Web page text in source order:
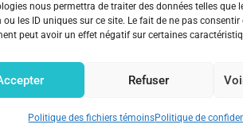
nous permettra de traiter des données telles que
les ID uniques sur ce site. Le fait de ne pas consentir
peut avoir un effet négatif sur certaines
Refuser
Politique des fichiers témoinsPolitique de
Suivez-nous :